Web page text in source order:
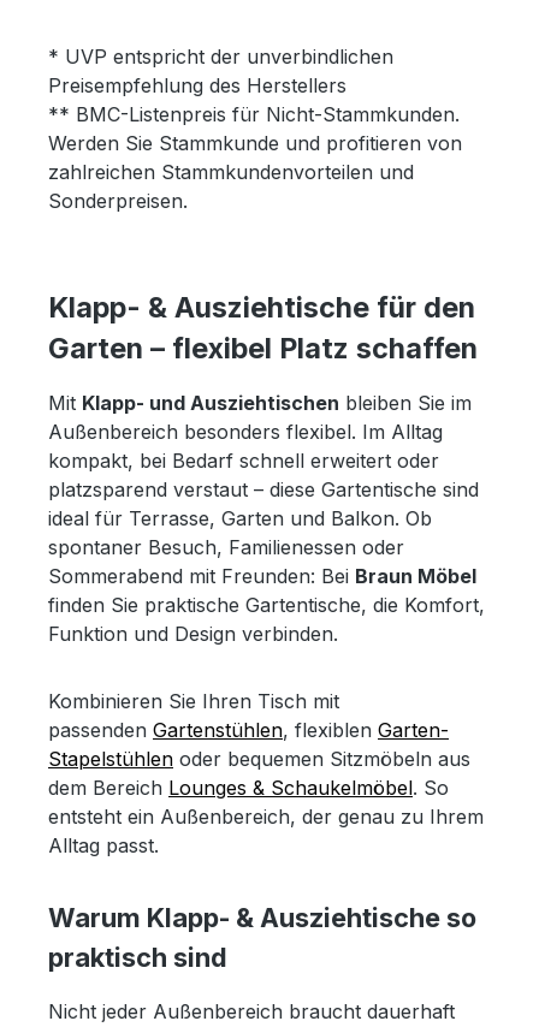
* UVP entspricht der unverbindlichen
Preisempfehlung des Herstellers
** BMC-Listenpreis für Nicht-Stammkunden.
Werden Sie Stammkunde und profitieren von
zahlreichen Stammkundenvorteilen und
Sonderpreisen.
Klapp- & Ausziehtische für den
Garten – flexibel Platz schaffen
Mit Klapp- und Ausziehtischen bleiben Sie im
Außenbereich besonders flexibel. Im Alltag
kompakt, bei Bedarf schnell erweitert oder
platzsparend verstaut – diese Gartentische sind
ideal für Terrasse, Garten und Balkon. Ob
spontaner Besuch, Familienessen oder
Sommerabend mit Freunden: Bei Braun Möbel
finden Sie praktische Gartentische, die Komfort,
Funktion und Design verbinden.
Kombinieren Sie Ihren Tisch mit
passenden Gartenstühlen, flexiblen Garten-
Stapelstühlen oder bequemen Sitzmöbeln aus
dem Bereich Lounges & Schaukelmöbel. So
entsteht ein Außenbereich, der genau zu Ihrem
Alltag passt.
Warum Klapp- & Ausziehtische so
praktisch sind
Nicht jeder Außenbereich braucht dauerhaft